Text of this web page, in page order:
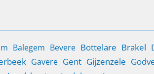
Balegem Bevere Bottelare Brakel
Gavere Gent Gijzenzele